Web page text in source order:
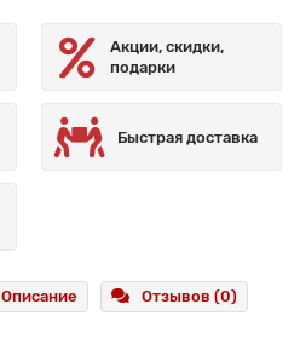
Акции, скидки,
подарки
Быстрая доставка
Описание Отзывов (0)